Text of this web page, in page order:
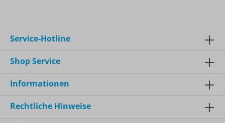
Service-Hotline
Shop Service
Informationen
Rechtliche Hinweise